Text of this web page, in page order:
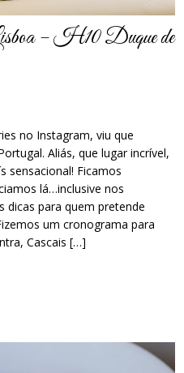
– H10 Duque de
no Instagram, viu que
Aliás, que lugar incrível,
sensacional! Ficamos
lá…inclusive nos
dicas para quem pretende
um cronograma para
Cascais […]